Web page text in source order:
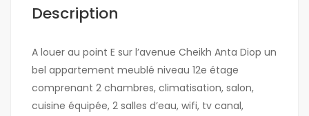
Description
A louer au point E sur l’avenue Cheikh Anta Diop un
bel appartement meublé niveau 12e étage
comprenant 2 chambres, climatisation, salon,
cuisine équipée, 2 salles d’eau, wifi, tv canal,